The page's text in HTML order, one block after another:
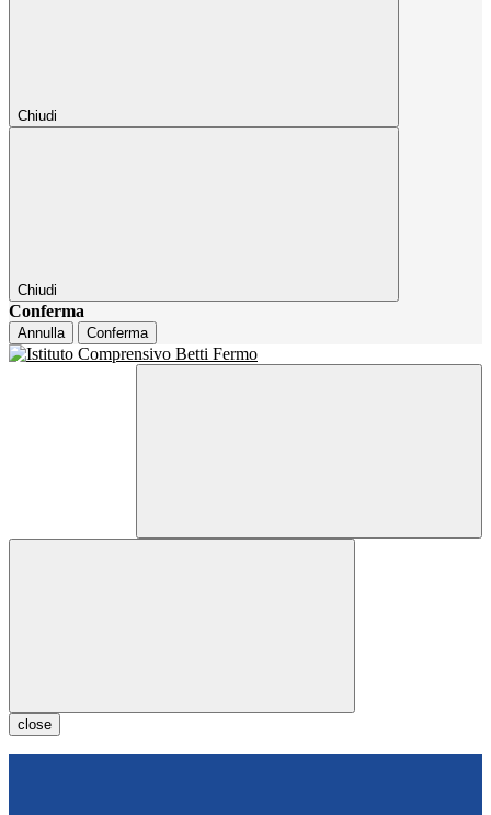
Chiudi
Chiudi
Conferma
Annulla Conferma
close